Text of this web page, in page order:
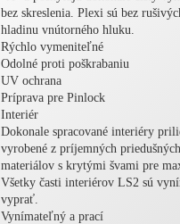
bez skreslenia. Plexi sú bez
hladinu vnútorného hluku.
Rýchlo vymeniteľné
Odolné proti poškrabaniu
UV ochrana
Príprava pre Pinlock
Interiér
Dokonale spracované interiéry
vyrobené z príjemných
materiálov s krytými švami pre
Všetky časti interiérov LS2 sú
vyprať.
Vynímateľný a prací